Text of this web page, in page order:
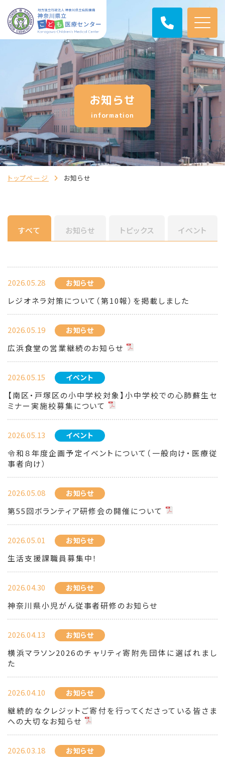
お知らせ
information
トップページ お知らせ
すべて お知らせ トピックス イベント
2026.05.28 お知らせ
レジオネラ対策について（第10報）を掲載しました
2026.05.19 お知らせ
広浜食堂の営業継続のお知らせ
2026.05.15 イベント
【南区・戸塚区の小中学校対象】小中学校での心肺蘇生セ
ミナー実施校募集について
2026.05.13 イベント
令和８年度企画予定イベントについて（一般向け・医療従
事者向け）
2026.05.08 お知らせ
第55回ボランティア研修会の開催について
2026.05.01 お知らせ
生活支援課職員募集中！
2026.04.30 お知らせ
神奈川県小児がん従事者研修のお知らせ
2026.04.13 お知らせ
横浜マラソン2026のチャリティ寄附先団体に選ばれまし
た
2026.04.10 お知らせ
継続的なクレジットご寄付を行ってくださっている皆さま
への大切なお知らせ
2026.03.18 お知らせ